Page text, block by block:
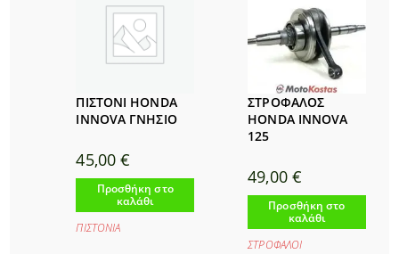
ΠΙΣΤΟΝΙ HONDA
INNOVA ΓΝΗΣΙΟ
45,00€
Προσθήκη στο
καλάθι
ΠΙΣΤΟΝΙΑ
ΣΤΡΟΦΑΛΟΣ
HONDA INNOVA
125
49,00 €
Προσθήκη στο
καλάθι
ΣΤΡΟΦΑΛΟΙ